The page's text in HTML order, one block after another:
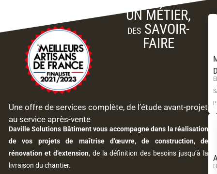
UN MÉTIER,
DES SAVOIR-
FAIRE
Une offre de services complète, de l’étude avant-projet
au service après-vente
Daville Solutions Bâtiment vous accompagne dans la réalisation
de vos projets de maîtrise d’œuvre, de construction, de
rénovation et d’extension, de la définition des besoins jusqu’à la
livraison du chantier.